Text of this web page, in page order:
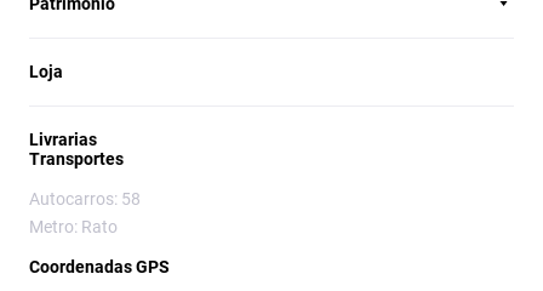
Património
Loja
Livrarias
Transportes
Autocarros: 58
Metro: Rato
Coordenadas GPS